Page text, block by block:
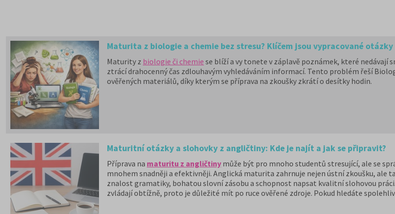
Maturita z biologie a chemie bez stresu? Klíčem jsou vypracované otázky
Maturity z biologie či chemie se blíží a vy tonete v záplavě poznámek, které nedávají
ztrácí drahocenný čas zdlouhavým vyhledáváním informací. Tento problém řeší
ověřených materiálů, díky kterým se příprava na zkoušky zkrátí o desítky hodin.
Maturitní otázky a slohovky z angličtiny: Kde je najít a jak se připravit?
Příprava na maturitu z angličtiny může být pro mnoho studentů stresující, ale se
mnohem snadněji a efektivněji. Anglická maturita zahrnuje nejen ústní zkoušku, ale
znalost gramatiky, bohatou slovní zásobu a schopnost napsat kvalitní slohovou
zvládají obtížně, proto je důležité mít po ruce ověřené zdroje. Pokud hledáte